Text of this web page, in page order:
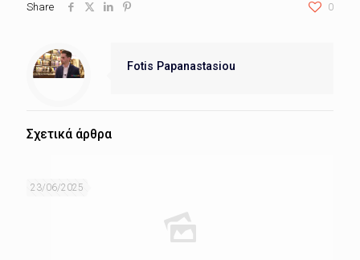
Share 0
Fotis Papanastasiou
Σχετικά άρθρα
23/06/2025